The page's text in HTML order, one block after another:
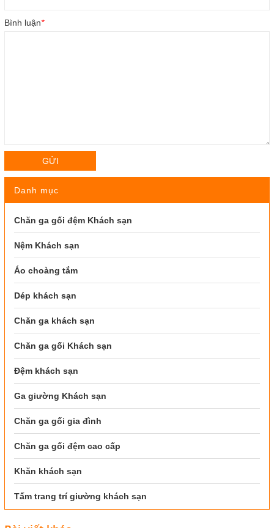
Bình luận*
GỬI
Danh mục
Chăn ga gối đệm Khách sạn
Nệm Khách sạn
Áo choàng tắm
Dép khách sạn
Chăn ga khách sạn
Chăn ga gối Khách sạn
Đệm khách sạn
Ga giường Khách sạn
Chăn ga gối gia đình
Chăn ga gối đệm cao cấp
Khăn khách sạn
Tấm trang trí giường khách sạn